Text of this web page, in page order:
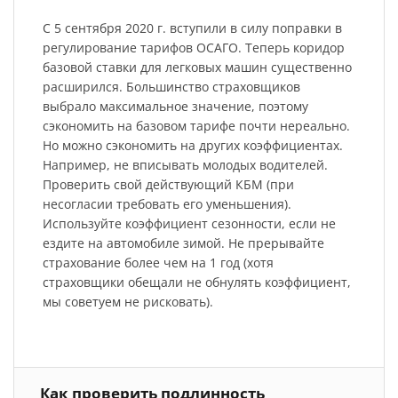
С 5 сентября 2020 г. вступили в силу поправки в
регулирование тарифов ОСАГО. Теперь коридор
базовой ставки для легковых машин существенно
расширился. Большинство страховщиков
выбрало максимальное значение, поэтому
сэкономить на базовом тарифе почти нереально.
Но можно сэкономить на других коэффициентах.
Например, не вписывать молодых водителей.
Проверить свой действующий КБМ (при
несогласии требовать его уменьшения).
Используйте коэффициент сезонности, если не
ездите на автомобиле зимой. Не прерывайте
страхование более чем на 1 год (хотя
страховщики обещали не обнулять коэффициент,
мы советуем не рисковать).
Как проверить подлинность